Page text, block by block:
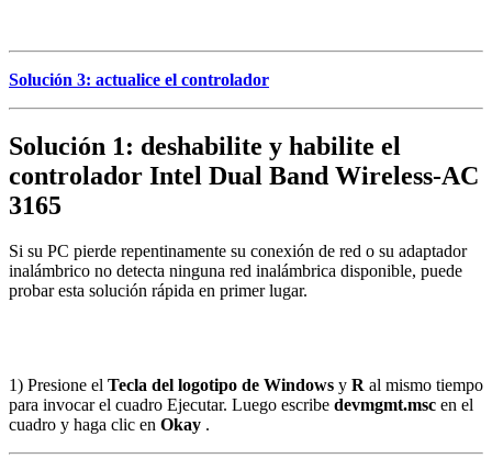
Solución 3: actualice el controlador
Solución 1: deshabilite y habilite el
controlador Intel Dual Band Wireless-AC
3165
Si su PC pierde repentinamente su conexión de red o su adaptador
inalámbrico no detecta ninguna red inalámbrica disponible, puede
probar esta solución rápida en primer lugar.
1) Presione el Tecla del logotipo de Windows y R al mismo tiempo
para invocar el cuadro Ejecutar. Luego escribe devmgmt.msc en el
cuadro y haga clic en Okay .